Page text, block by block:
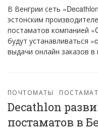
В Венгрии сеть
эстонским
постаматов компанией
будут устанавливаться
выдачи онлайн заказов в
ПОЧТОМАТЫ
Decathlon
постаматов в